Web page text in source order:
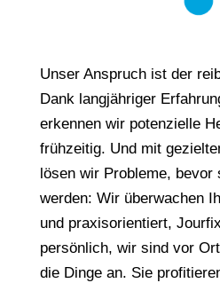
Unser Anspruch ist der
Dank langjähriger
erkennen wir potenzielle
frühzeitig. Und mit
lösen wir Probleme, bevor
werden: Wir überwachen
und praxisorientiert,
persönlich, wir sind vor
die Dinge an. Sie